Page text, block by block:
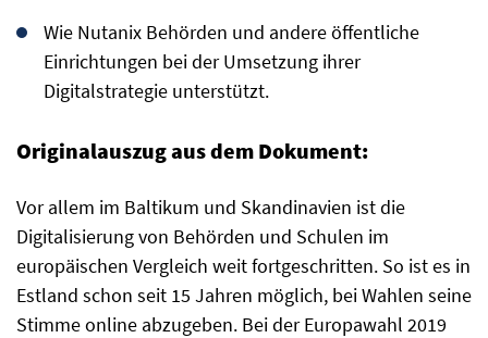
Wie Nutanix Behörden und andere öffentliche
Einrichtungen bei der Umsetzung ihrer
Digitalstrategie unterstützt.
Originalauszug aus dem Dokument:
Vor allem im Baltikum und Skandinavien ist die
Digitalisierung von Behörden und Schulen im
europäischen Vergleich weit fortgeschritten. So ist es in
Estland schon seit 15 Jahren möglich, bei Wahlen seine
Stimme online abzugeben. Bei der Europawahl 2019